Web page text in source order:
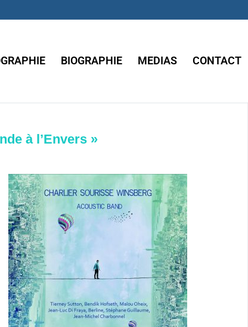
BIOGRAPHIE MEDIAS CONTACT
à l’Envers »